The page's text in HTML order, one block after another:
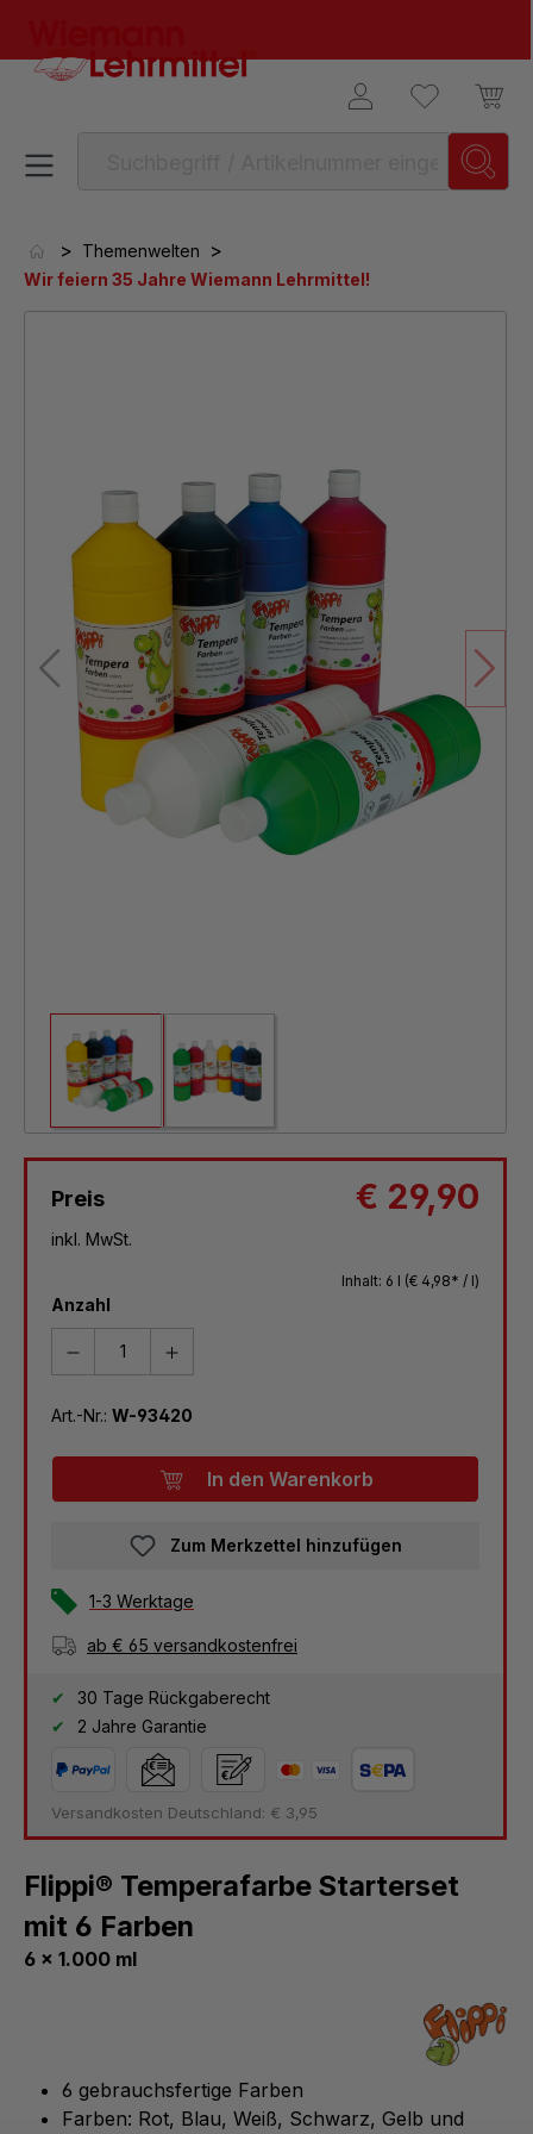
> Themenwelten >
Wir feiern 35 Jahre Wiemann Lehrmittel!
Preis € 29,90
inkl. MwSt.
Inhalt: 6 l (€ 4,98* / l)
Anzahl
Art.-Nr.: W-93420
In den Warenkorb
Zum Merkzettel hinzufügen
1-3 Werktage
ab € 65 versandkostenfrei
30 Tage Rückgaberecht
2 Jahre Garantie
Versandkosten Deutschland: € 3,95
Flippi® Temperafarbe Starterset
mit 6 Farben
6 x 1.000 ml
6 gebrauchsfertige Farben
Farben: Rot, Blau, Weiß, Schwarz, Gelb und